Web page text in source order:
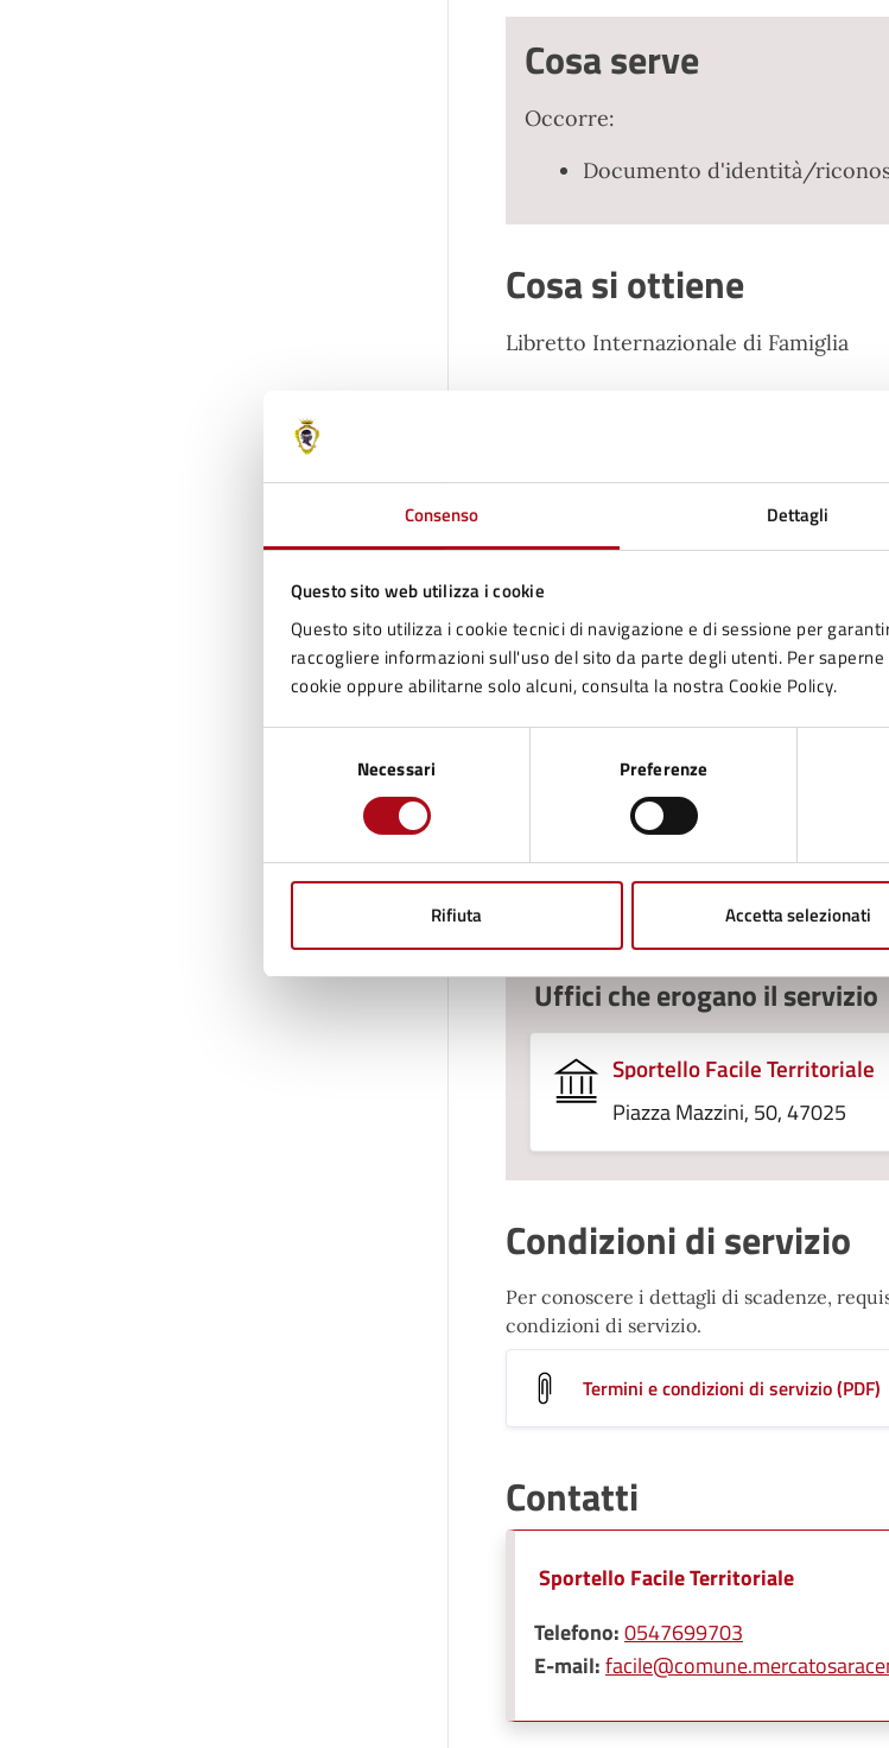
Consenso Dettagli
Questo sito web utilizza i cookie
Questo sito utilizza i cookie tecnici di navigazione e di sessione per
raccogliere informazioni sull'uso del sito da parte degli utenti. Per
cookie oppure abilitarne solo alcuni, consulta la nostra Cookie Policy.
Necessari Preferenze
Rifiuta Accetta selezionati
Cosa serve
Occorre:
Documento d'identità/
Cosa si ottiene
Libretto Internazionale di Famiglia
Tempo allo sportello: 10 minuti
Costi
Il servizio è gratuito e non prevede
Accedi al servizio
Oppure, puoi prenotare un
Uffici che erogano il servizio
Sportello Facile Territoriale
Piazza Mazzini, 50, 47025
Condizioni di servizio
Per conoscere i dettagli di scadenze,
condizioni di servizio.
Termini e condizioni di servizio (PDF)
Contatti
Sportello Facile Territoriale
Telefono:0547699703
E-mail: